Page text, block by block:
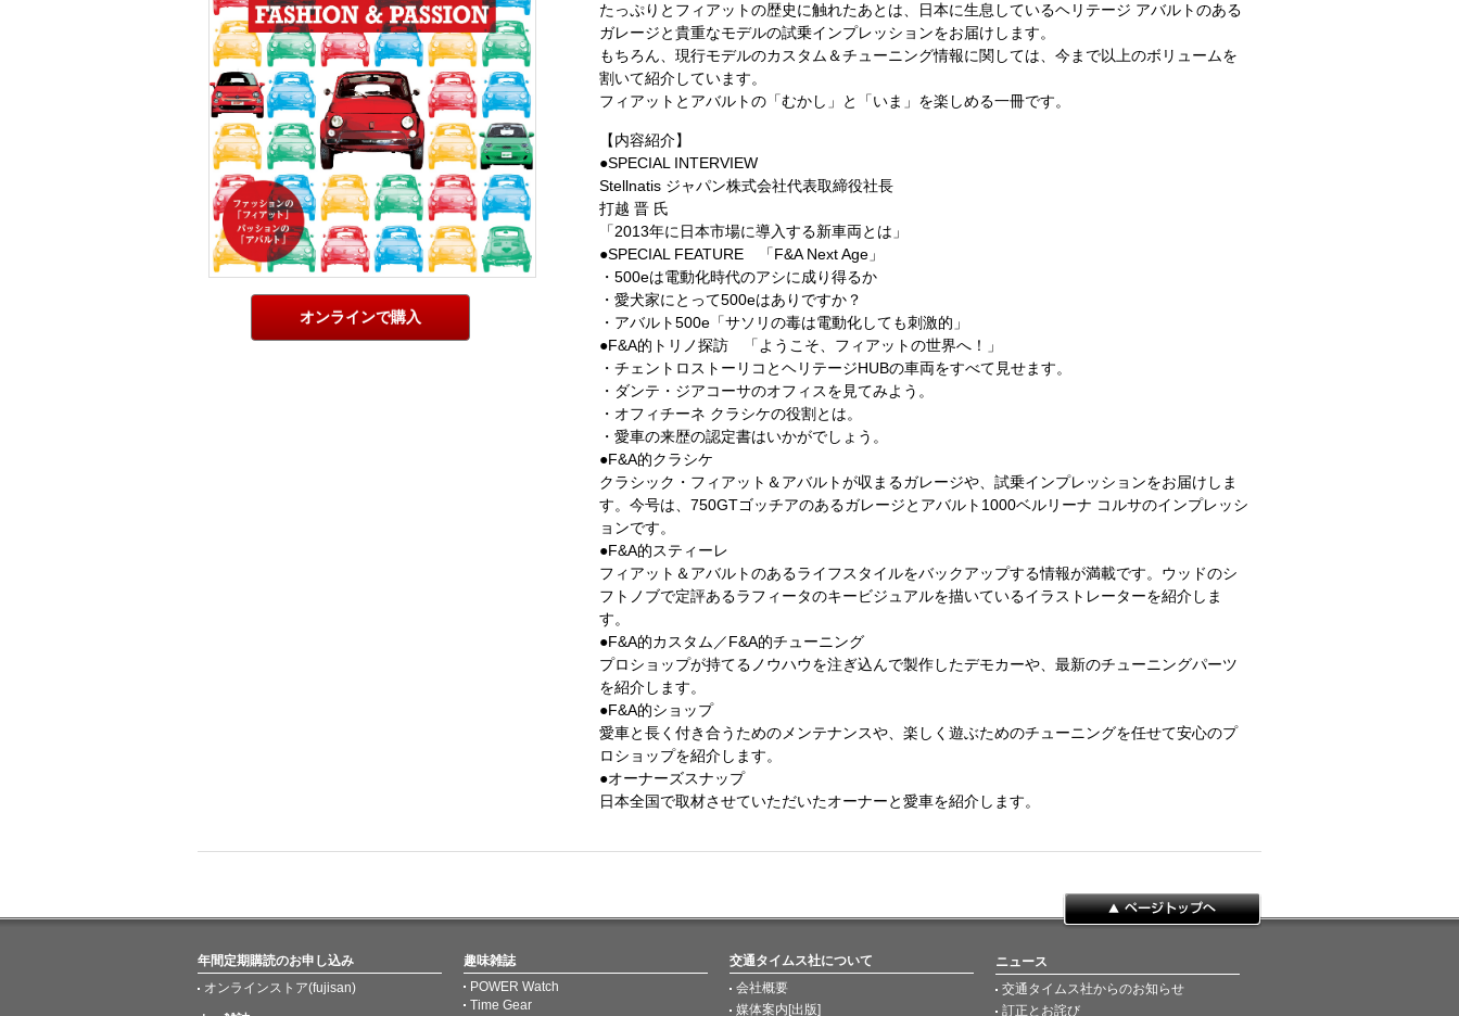
オンラインで購入
たっぷりとフィアットの歴史に触れたあとは、日本に生息しているヘリテージ アバルトのある
ガレージと貴重なモデルの試乗インプレッションをお届けします。
もちろん、現行モデルのカスタム＆チューニング情報に関しては、今まで以上のボリュームを
割いて紹介しています。
フィアットとアバルトの「むかし」と「いま」を楽しめる一冊です。
【内容紹介】
●SPECIAL INTERVIEW
Stellnatis ジャパン株式会社代表取締役社長
打越 晋 氏
「2013年に日本市場に導入する新車両とは」
●SPECIAL FEATURE 「F&A Next Age」
・500eは電動化時代のアシに成り得るか
・愛犬家にとって500eはありですか？
・アバルト500e「サソリの毒は電動化しても刺激的」
●F&A的トリノ探訪 「ようこそ、フィアットの世界へ！」
・チェントロストーリコとヘリテージHUBの車両をすべて見せます。
・ダンテ・ジアコーサのオフィスを見てみよう。
・オフィチーネ クラシケの役割とは。
・愛車の来歴の認定書はいかがでしょう。
●F&A的クラシケ
クラシック・フィアット＆アバルトが収まるガレージや、試乗インプレッションをお届けしま
す。今号は、750GTゴッチアのあるガレージとアバルト1000ベルリーナ コルサのインプレッシ
ョンです。
●F&A的スティーレ
フィアット＆アバルトのあるライフスタイルをバックアップする情報が満載です。ウッドのシ
フトノブで定評あるラフィータのキービジュアルを描いているイラストレーターを紹介しま
す。
●F&A的カスタム／F&A的チューニング
プロショップが持てるノウハウを注ぎ込んで製作したデモカーや、最新のチューニングパーツ
を紹介します。
●F&A的ショップ
愛車と長く付き合うためのメンテナンスや、楽しく遊ぶためのチューニングを任せて安心のプ
ロショップを紹介します。
●オーナーズスナップ
日本全国で取材させていただいたオーナーと愛車を紹介します。
年間定期購読のお申し込み
オンラインストア(fujisan)
趣味雑誌
POWER Watch
Time Gear
交通タイムス社について
会社概要
媒体案内[出版]
ニュース
交通タイムス社からのお知らせ
訂正とお詫び